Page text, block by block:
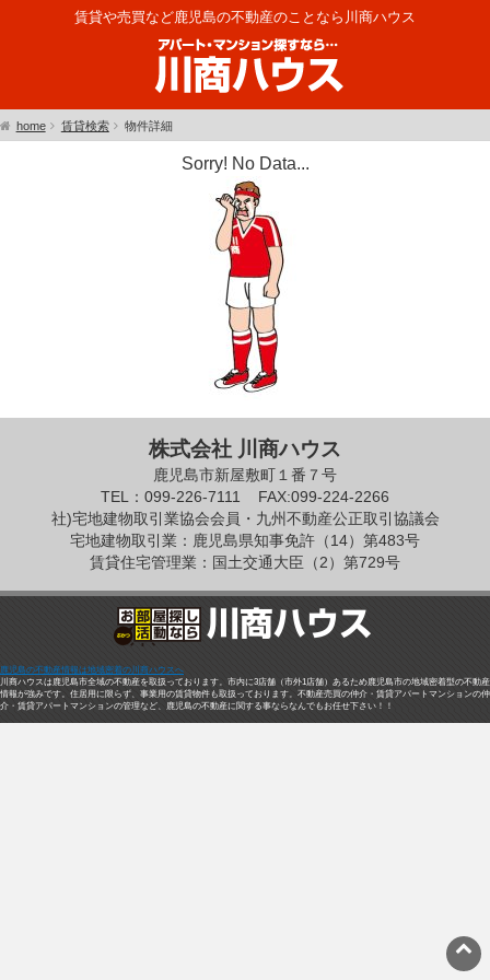
賃貸や売買など鹿児島の不動産のことなら川商ハウス
home 賃貸検索 物件詳細
Sorry! No Data...
株式会社 川商ハウス
鹿児島市新屋敷町１番７号
TEL：099-226-7111
FAX:099-224-2266
社)宅地建物取引業協会会員・九州不動産公正取引協議会
宅地建物取引業：鹿児島県知事免許（14）第483号
賃貸住宅管理業：国土交通大臣（2）第729号
鹿児島の不動産情報は地域密着の川商ハウスへ
川商ハウスは鹿児島市全域の不動産を取扱っております。市内に3店舗（市外1店舗）あるため鹿児島市の地域密着型の不動産
情報が強みです。住居用に限らず、事業用の賃貸物件も取扱っております。不動産売買の仲介・賃貸アパートマンションの仲
介・賃貸アパートマンションの管理など、鹿児島の不動産に関する事ならなんでもお任せ下さい！！